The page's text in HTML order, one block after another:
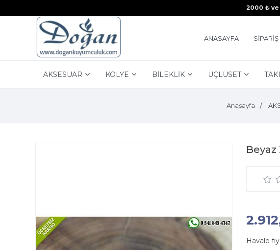
2000 ₺
ANASAYFA
AKSESUAR KOLYE BİLEKLİK ÜÇLÜSET
Anasayfa
Beyaz
Havale